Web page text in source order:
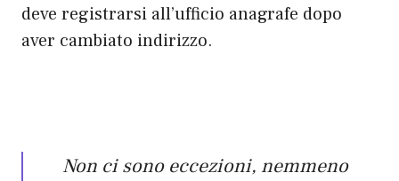
deve registrarsi all’ufficio anagrafe dopo
aver cambiato indirizzo.
Non ci sono eccezioni, nemmeno